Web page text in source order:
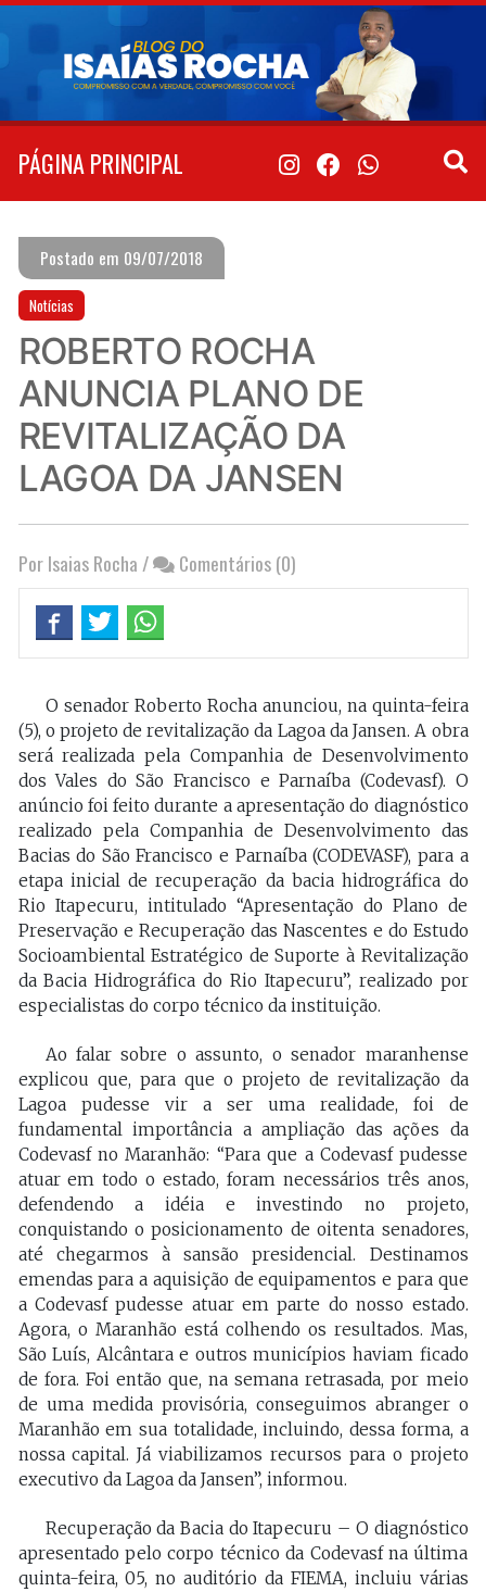
Pular
conteúdo
PÁGINA PRINCIPAL
Postado em 09/07/2018
Notícias
ROBERTO ROCHA
ANUNCIA PLANO DE
REVITALIZAÇÃO DA
LAGOA DA JANSEN
Por Isaias Rocha / Comentários (0)
O senador Roberto Rocha anunciou, na quinta-feira
(5), o projeto de revitalização da Lagoa da Jansen. A obra
será realizada pela Companhia de Desenvolvimento
dos Vales do São Francisco e Parnaíba (Codevasf). O
anúncio foi feito durante a apresentação do diagnóstico
realizado pela Companhia de Desenvolvimento das
Bacias do São Francisco e Parnaíba (CODEVASF), para a
etapa inicial de recuperação da bacia hidrográfica do
Rio Itapecuru, intitulado “Apresentação do Plano de
Preservação e Recuperação das Nascentes e do Estudo
Socioambiental Estratégico de Suporte à Revitalização
da Bacia Hidrográfica do Rio Itapecuru”, realizado por
especialistas do corpo técnico da instituição.
Ao falar sobre o assunto, o senador maranhense
explicou que, para que o projeto de revitalização da
Lagoa pudesse vir a ser uma realidade, foi de
fundamental importância a ampliação das ações da
Codevasf no Maranhão: “Para que a Codevasf pudesse
atuar em todo o estado, foram necessários três anos,
defendendo a idéia e investindo no projeto,
conquistando o posicionamento de oitenta senadores,
até chegarmos à sansão presidencial. Destinamos
emendas para a aquisição de equipamentos e para que
a Codevasf pudesse atuar em parte do nosso estado.
Agora, o Maranhão está colhendo os resultados. Mas,
São Luís, Alcântara e outros municípios haviam ficado
de fora. Foi então que, na semana retrasada, por meio
de uma medida provisória, conseguimos abranger o
Maranhão em sua totalidade, incluindo, dessa forma, a
nossa capital. Já viabilizamos recursos para o projeto
executivo da Lagoa da Jansen”, informou.
Recuperação da Bacia do Itapecuru – O diagnóstico
apresentado pelo corpo técnico da Codevasf na última
quinta-feira, 05, no auditório da FIEMA, incluiu várias